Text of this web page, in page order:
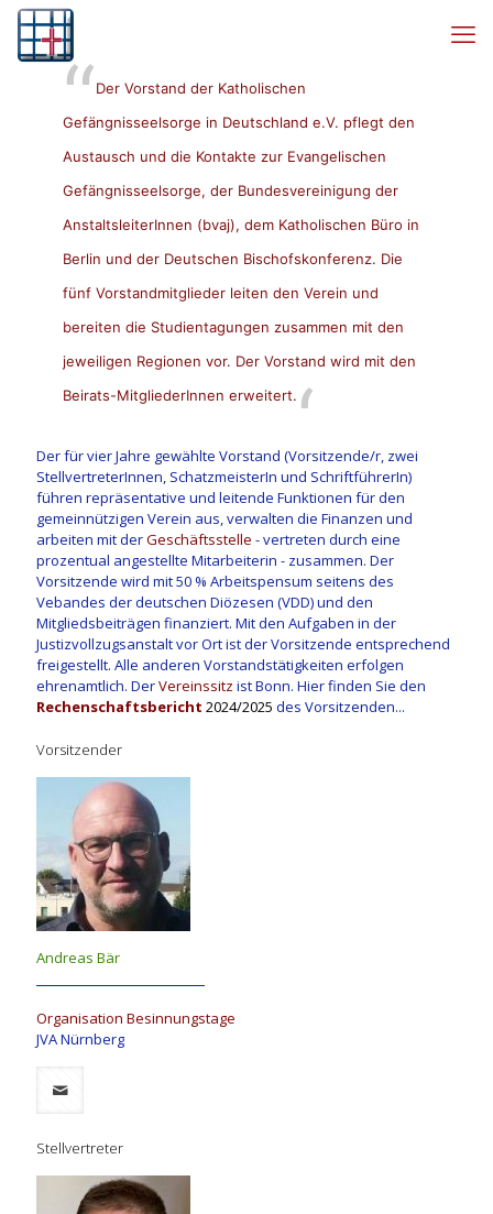
Der Vorstand der Katholischen
Gefängnisseelsorge in Deutschland e.V. pflegt den
Austausch und die Kontakte zur Evangelischen
Gefängnisseelsorge, der Bundesvereinigung der
AnstaltsleiterInnen (bvaj), dem Katholischen Büro in
Berlin und der Deutschen Bischofskonferenz. Die
fünf Vorstandmitglieder leiten den Verein und
bereiten die Studientagungen zusammen mit den
jeweiligen Regionen vor. Der Vorstand wird mit den
Beirats-MitgliederInnen erweitert.
Der für vier Jahre gewählte Vorstand (Vorsitzende/r, zwei
StellvertreterInnen, SchatzmeisterIn und SchriftführerIn)
führen repräsentative und leitende Funktionen für den
gemeinnützigen Verein aus, verwalten die Finanzen und
arbeiten mit derGeschäftsstelle - vertreten durch eine
prozentual angestellte Mitarbeiterin - zusammen. Der
Vorsitzende wird mit 50 % Arbeitspensum seitens des
Vebandes der deutschen Diözesen (VDD) und den
Mitgliedsbeiträgen finanziert. Mit den Aufgaben in der
Justizvollzugsanstalt vor Ort ist der Vorsitzende entsprechend
freigestellt. Alle anderen Vorstandstätigkeiten erfolgen
ehrenamtlich. DerVereinssitz ist Bonn. Hier finden Sie den
Rechenschaftsbericht 2024/2025 des Vorsitzenden...
Vorsitzender
Andreas Bär
Organisation Besinnungstage
JVA Nürnberg
Stellvertreter